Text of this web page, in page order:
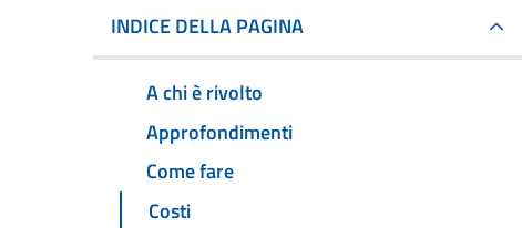
INDICE DELLA PAGINA
A chi è rivolto
Approfondimenti
Come fare
Costi